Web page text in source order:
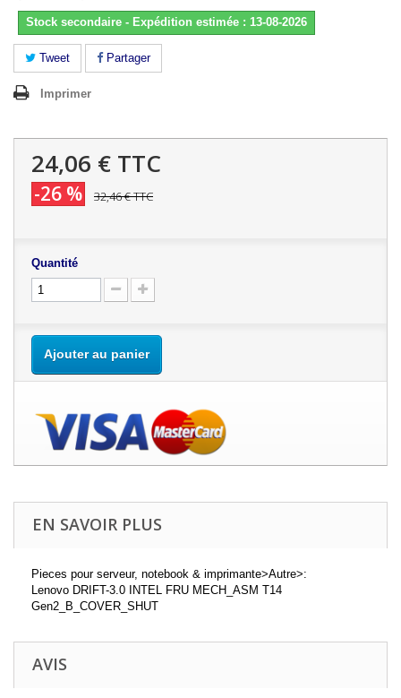
Stock secondaire - Expédition estimée : 13-08-2026
Tweet Partager
Imprimer
24,06 € TTC
-26 % 32,46 €TTC
Quantité
Ajouter au panier
EN SAVOIR PLUS
Pieces pour serveur, notebook & imprimante>Autre>:
Lenovo DRIFT-3.0 INTEL FRU MECH_ASM T14
Gen2_B_COVER_SHUT
AVIS